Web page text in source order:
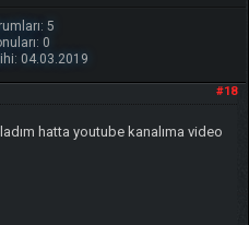
5
0
04.03.2019
#18
hatta youtube kanalıma video